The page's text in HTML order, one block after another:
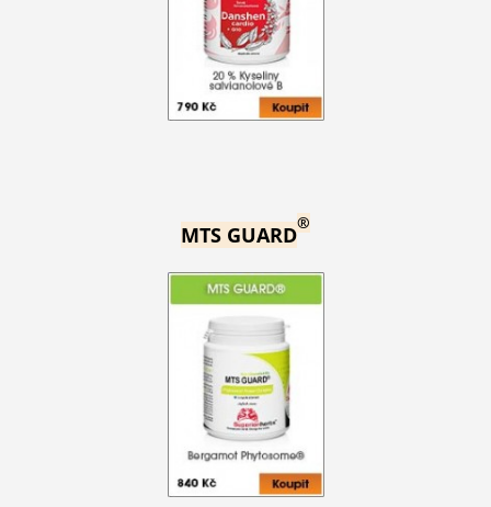
MTS GUARD®